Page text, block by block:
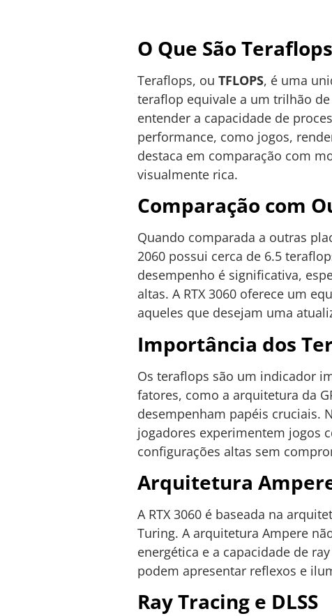
O Que São
Teraflops, ou TFLOPS, é uma
teraflop equivale a um trilhão
entender a capacidade de
performance, como jogos,
destaca em comparação com
visualmente rica.
Comparação com
Quando comparada a outras
2060 possui cerca de 6.5
desempenho é significativa,
altas. A RTX 3060 oferece um
aqueles que desejam uma
Importância dos
Os teraflops são um indicador
fatores, como a arquitetura da
desempenham papéis cruciais.
jogadores experimentem jogos
configurações altas sem
Arquitetura
A RTX 3060 é baseada na
Turing. A arquitetura Ampere
energética e a capacidade de
podem apresentar reflexos e
Ray Tracing e DLSS